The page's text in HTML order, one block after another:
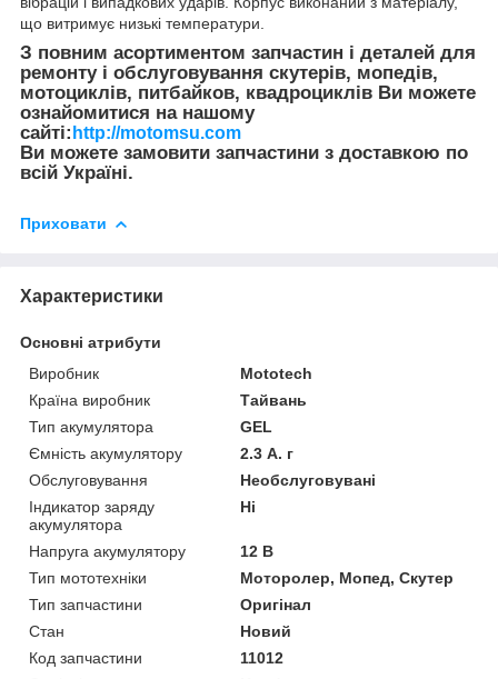
що витримує низькі температури.
З повним асортиментом запчастин і деталей для
ремонту і обслуговування скутерів, мопедів,
мотоциклів, питбайков, квадроциклів Ви можете
ознайомитися на нашому
сайті: http://motomsu.com
Ви можете замовити запчастини з доставкою по
всій Україні.
Приховати
Характеристики
Основні атрибути
Виробник
Mototech
Країна виробник
Тайвань
Тип акумулятора
GEL
Ємність акумулятору
2.3 А. г
Обслуговування
Необслуговувані
Індикатор заряду
акумулятора
Ні
Напруга акумулятору
12 В
Тип мототехніки
Моторолер, Мопед, Скутер
Тип запчастини
Оригінал
Стан
Новий
Код запчастини
11012